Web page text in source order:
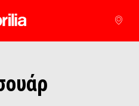
Μετάβαση στο κυρίως περιεχόμενο